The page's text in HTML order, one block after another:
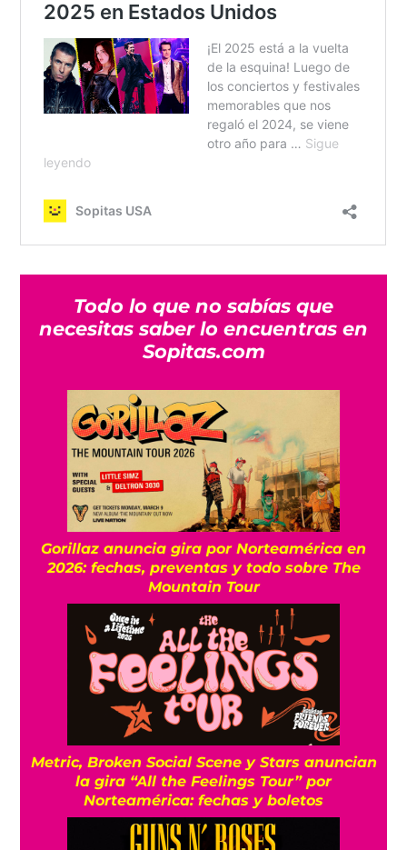
Todo lo que no sabías que
necesitas saber lo encuentras en
Sopitas.com
Gorillaz anuncia gira por Norteamérica en
2026: fechas, preventas y todo sobre The
Mountain Tour
Metric, Broken Social Scene y Stars anuncian
la gira “All the Feelings Tour” por
Norteamérica: fechas y boletos